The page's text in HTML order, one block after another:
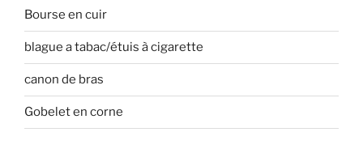
Bourse en cuir
blague a tabac/étuis à cigarette
canon de bras
Gobelet en corne